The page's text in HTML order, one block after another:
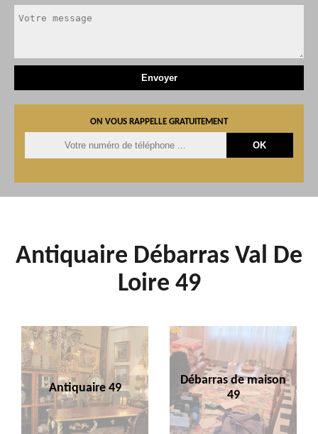
ON VOUS RAPPELLE GRATUITEMENT
Antiquaire Débarras Val De
Loire 49
Antiquaire 49
Débarras de maison
49